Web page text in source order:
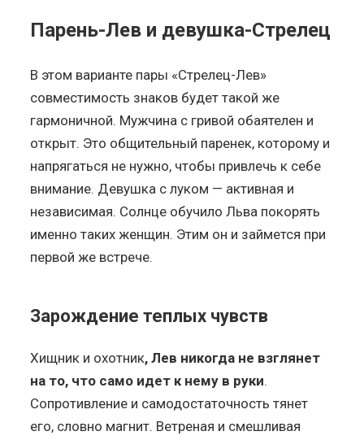
Парень-Лев и девушка-Стрелец
В этом варианте пары «Стрелец-Лев»
совместимость знаков будет такой же
гармоничной. Мужчина с гривой обаятелен и
открыт. Это общительный паренек, которому и
напрягаться не нужно, чтобы привлечь к себе
внимание. Девушка с луком — активная и
независимая. Солнце обучило Льва покорять
именно таких женщин. Этим он и займется при
первой же встрече.
Зарождение теплых чувств
Хищник и охотник, Лев никогда не взглянет
на то, что само идет к нему в руки.
Сопротивление и самодостаточность тянет
его, словно магнит. Ветреная и смешливая